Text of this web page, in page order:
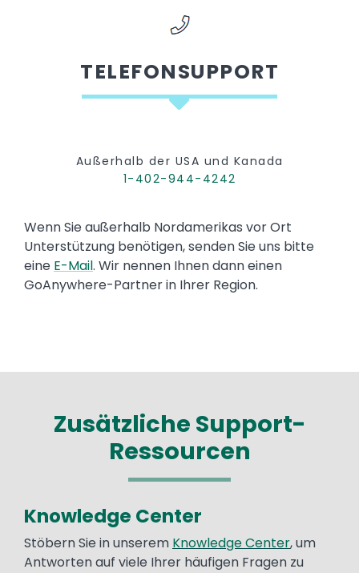
TELEFONSUPPORT
Außerhalb der USA und Kanada
1-402-944-4242
Text
Wenn Sie außerhalb Nordamerikas vor Ort
Unterstützung benötigen, senden Sie uns bitte
eine E-Mail. Wir nennen Ihnen dann einen
GoAnywhere-Partner in Ihrer Region.
Zusätzliche Support-
Ressourcen
Text
Knowledge Center
Stöbern Sie in unserem Knowledge Center, um
Antworten auf viele Ihrer häufigen Fragen zu